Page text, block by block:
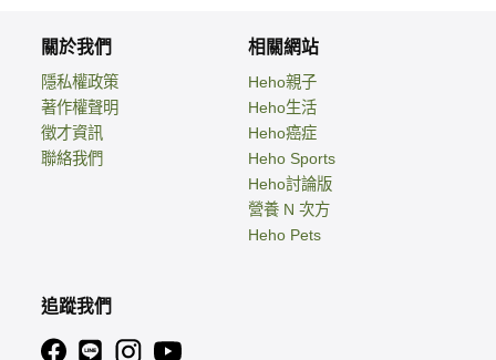
關於我們
隱私權政策
著作權聲明
徵才資訊
聯絡我們
相關網站
Heho親子
Heho生活
Heho癌症
Heho Sports
Heho討論版
營養 N 次方
Heho Pets
追蹤我們